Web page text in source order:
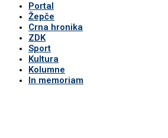
Portal
Žepče
Crna hronika
ZDK
Sport
Kultura
Kolumne
In memoriam